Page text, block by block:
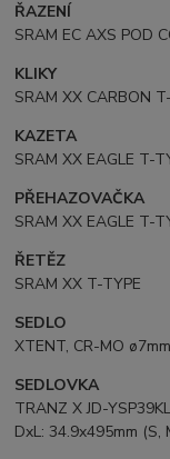
ŘAZENÍ
SRAM EC AXS POD
KLIKY
SRAM XX CARBON
KAZETA
SRAM XX EAGLE T-
PŘEHAZOVAČKA
SRAM XX EAGLE T-
ŘETĚZ
SRAM XX T-TYPE
SEDLO
XTENT, CR-MO ø7mm
SEDLOVKA
TRANZ X JD-
DxL: 34.9x495mm (S,